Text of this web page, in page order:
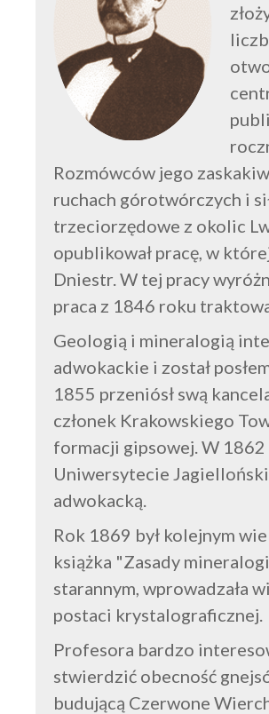
Rozmówców jego
ruchach górotwórczych i
trzeciorzędowe z okolic
opublikował pracę, w
Dniestr. W tej pracy
praca z 1846 roku
Geologią i mineralogią
adwokackie i został
1855 przeniósł swą
członek Krakowskiego
formacji gipsowej. W
Uniwersytecie
adwokacką.
Rok 1869 był kolejnym
książka "Zasady
starannym, wprowadzała
postaci krystalograficznej.
Profesora bardzo
stwierdzić obecność
budującą Czerwone